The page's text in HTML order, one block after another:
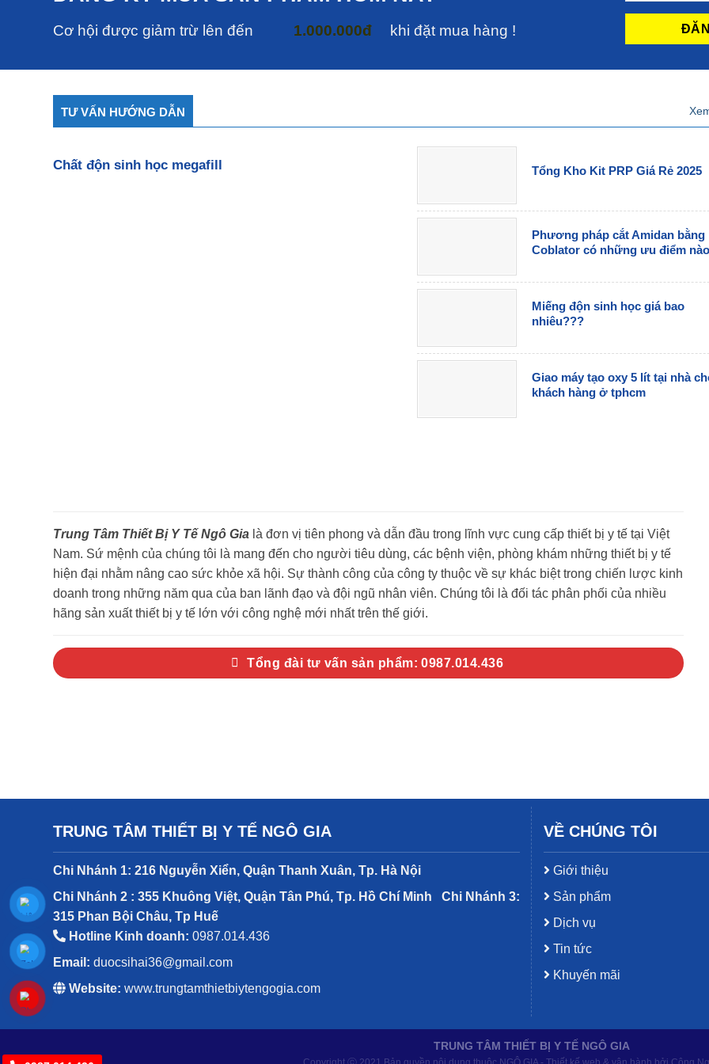
Cơ hội được giảm trừ lên đến 1.000.000đ khi đặt mua hàng !
TƯ VẤN HƯỚNG DẪN
Chất độn sinh học megafill Tổng Kho Kit PRP Giá Rẻ 2025
Phương pháp cắt Amidan bằng
Coblator có những ưu điểm
Miếng độn sinh học giá bao
nhiêu???
Giao máy tạo oxy 5 lít tại nhà
khách hàng ở tphcm
Trung Tâm Thiết Bị Y Tế Ngô Gia là đơn vị tiên phong và dẫn đầu trong lĩnh vực cung cấp thiết bị y tế tại Việt
Nam. Sứ mệnh của chúng tôi là mang đến cho người tiêu dùng, các bệnh viện, phòng khám những thiết bị y tế
hiện đại nhằm nâng cao sức khỏe xã hội. Sự thành công của công ty thuộc về sự khác biệt trong chiến lược kinh
doanh trong những năm qua của ban lãnh đạo và đội ngũ nhân viên. Chúng tôi là đối tác phân phối của nhiều
hãng sản xuất thiết bị y tế lớn với công nghệ mới nhất trên thế giới.
Tổng đài tư vấn sản phẩm: 0987.014.436
TRUNG TÂM THIẾT BỊ Y TẾ NGÔ GIA
Chi Nhánh 1: 216 Nguyễn Xiển, Quận Thanh Xuân, Tp. Hà Nội
Chi Nhánh 2 : 355 Khuông Việt, Quận Tân Phú, Tp. Hồ Chí Minh
Chi Nhánh 3:
315 Phan Bội Châu, Tp Huế
Hotline Kinh doanh: 0987.014.436
Email: duocsihai36@gmail.com
Website: www.trungtamthietbiytengogia.com
VỀ CHÚNG TÔI
Giới thiệu
Sản phẩm
Dịch vụ
Tin tức
Khuyến mãi
TRUNG TÂM THIẾT BỊ Y TẾ NGÔ GIA